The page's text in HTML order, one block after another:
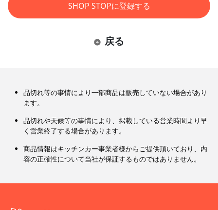
SHOP STOPに登録する
戻る
品切れ等の事情により一部商品は販売していない場合があり
ます。
品切れや天候等の事情により、掲載している営業時間より早
く営業終了する場合があります。
商品情報はキッチンカー事業者様からご提供頂いており、内
容の正確性について当社が保証するものではありません。